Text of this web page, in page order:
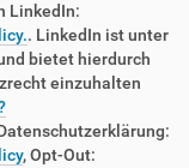
LinkedIn:
. LinkedIn ist unter
bietet hierdurch
einzuhalten
, Opt-Out: